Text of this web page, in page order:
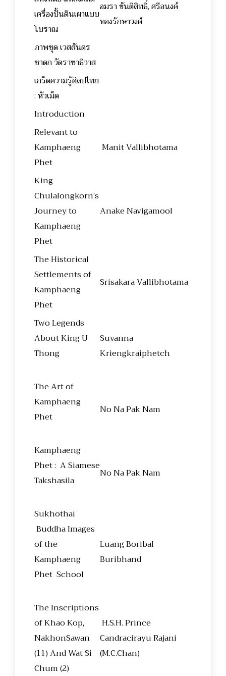
เครื่องปั้นดินเผาแบบ
โบราณ
อมรา ขันติสิทธิ์, ศรีอนงค์
ทองรักษาวงศ์
ภาพชุด เวสสันดร
ชาดก วัดราชาธิวาส
เกร็ดความรู้ศิลปไทย
: หัวเม็ด
Introduction
Relevant to
Kamphaeng
Phet
Manit Vallibhotama
King
Chulalongkorn’s
Journey to
Kamphaeng
Phet
Anake Navigamool
The Historical
Settlements of
Kamphaeng
Phet
Srisakara Vallibhotama
Two Legends
About King U
Thong
Suvanna
Kriengkraiphetch
The Art of
Kamphaeng
Phet
No Na Pak Nam
Kamphaeng
Phet : A Siamese
Takshasila
No Na Pak Nam
Sukhothai
Buddha Images
of the
Kamphaeng
Phet School
Luang Boribal
Buribhand
The Inscriptions
of Khao Kop,
NakhonSawan
(11) And Wat Si
Chum (2)
H.S.H. Prince
Candracirayu Rajani
(M.C.Chan)